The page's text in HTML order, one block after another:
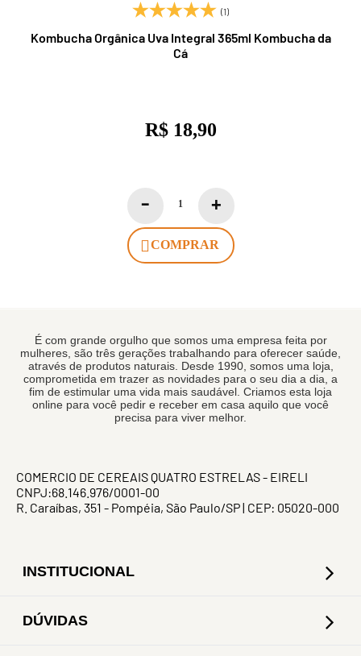
(1)
Kombucha Orgânica Uva Integral 365ml Kombucha da
Cá
R$ 18,90
COMPRAR
É com grande orgulho que somos uma empresa feita por
mulheres, são três gerações trabalhando para oferecer saúde,
através de produtos naturais. Desde 1990, somos uma loja,
comprometida em trazer as novidades para o seu dia a dia, a
fim de estimular uma vida mais saudável. Criamos esta loja
online para você pedir e receber em casa aquilo que você
precisa para viver melhor.
COMERCIO DE CEREAIS QUATRO ESTRELAS - EIRELI
CNPJ:68.146.976/0001-00
R. Caraíbas, 351 - Pompéia, São Paulo/SP | CEP: 05020-000
INSTITUCIONAL
DÚVIDAS